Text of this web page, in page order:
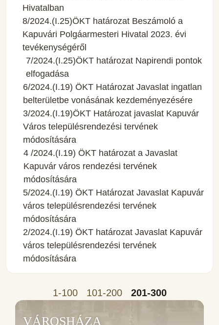
Hivatalban
8/2024.(I.25)ÖKT határozat Beszámoló a
Kapuvári Polgáarmesteri Hivatal 2023. évi
tevékenységéről
7/2024.(I.25)ÖKT határozat Napirendi pontok
elfogadása
6/2024.(I.19) ÖKT Határozat Javaslat ingatlan
belterületbe vonásának kezdeményezésére
3/2024.(I.19)ÖKT Határozat javaslat Kapuvár
Város településrendezési tervének
módosítására
4 /2024.(I.19) ÖKT határozat a Javaslat
Kapuvár város rendezési tervének
módosítására
5/2024.(I.19) ÖKT Határozat Javaslat Kapuvár
város településrendezési tervének
módosítására
2/2024.(I.19) ÖKT határozat Javaslat Kapuvár
város településrendezési tervének
módosítására
1-100 101-200 201-300
VÁROSHÁZA